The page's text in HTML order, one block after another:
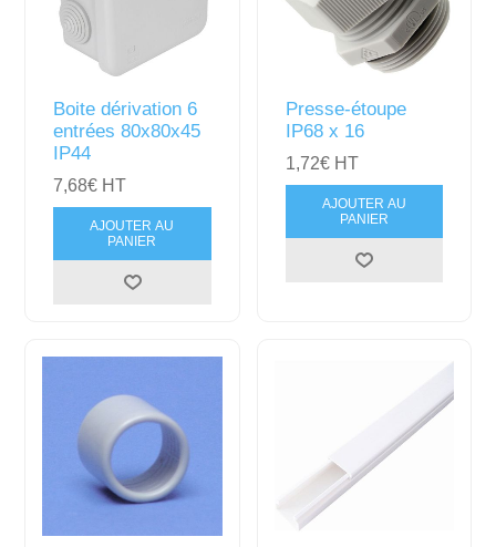
Boite dérivation 6
entrées 80x80x45
IP44
7,68€ HT
AJOUTER AU
PANIER
Presse-étoupe
IP68 x 16
1,72€ HT
AJOUTER AU
PANIER